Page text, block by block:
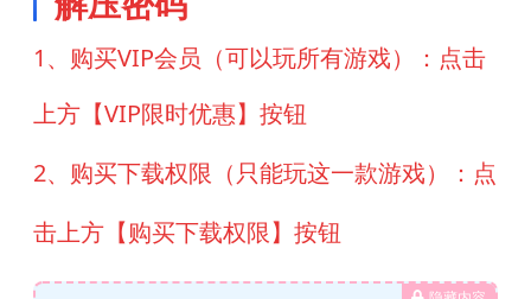
1、购买VIP会员（可以玩所有游戏）：点击
上方【VIP限时优惠】按钮
2、购买下载权限（只能玩这一款游戏）：点
击上方【购买下载权限】按钮